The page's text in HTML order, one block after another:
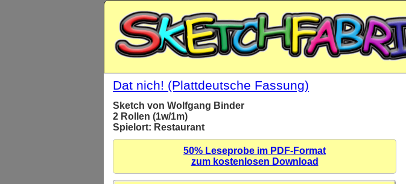
Dat nich! (Plattdeutsche Fassung)
Sketch von Wolfgang Binder
2 Rollen (1w/1m)
Spielort: Restaurant
50% Leseprobe im PDF-Format
zum kostenlosen Download